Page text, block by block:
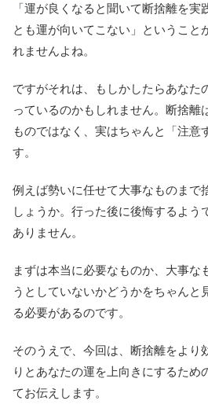
「運が良くなると聞いて断捨離を実
とも運が向いてこない」ということ
れませんよね。
ですがそれは、もしかしたらあなた
っているのかもしれません。断捨離
ものではなく、実はちゃんと「注意
す。
例えば勢いに任せて大事なものまで
しょうか。行った後に後悔するよう
ありません。
まずは本当に必要なものか、大事な
うとしていないかどうかをちゃんと
る必要があるのです。
そのうえで、今回は、断捨離をより
りとあなたの運を上向きにするため
てお伝えします。